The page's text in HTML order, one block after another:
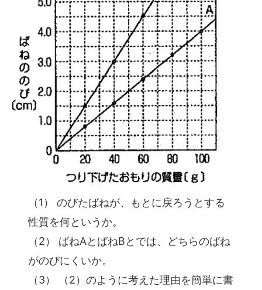
（1） のびたばねが、もとに戻ろうとする
性質を何というか。
（2） ばねAとばねBとでは、どちらのばね
がのびにくいか。
（3） （2）のように考えた理由を簡単に書